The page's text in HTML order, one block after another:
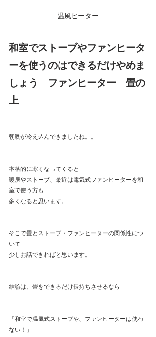
温風ヒーター
和室でストーブやファンヒータ
ーを使うのはできるだけやめま
しょう　ファンヒーター　畳の
上
朝晩が冷え込んできましたね。。
本格的に寒くなってくると
暖房やストーブ、最近は電気式ファンヒーターを和
室で使う方も
多くなると思います。
そこで畳とストーブ・ファンヒーターの関係性につ
いて
少しお話できればと思います。
結論は、畳をできるだけ長持ちさせるなら
「和室で温風式ストーブや、ファンヒーターは使わ
ない！」